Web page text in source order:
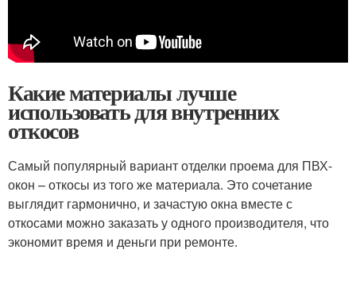
Какие материалы лучше
использовать для внутренних
откосов
Самый популярный вариант отделки проема для ПВХ-
окон – откосы из того же материала. Это сочетание
выглядит гармонично, и зачастую окна вместе с
откосами можно заказать у одного производителя, что
экономит время и деньги при ремонте.